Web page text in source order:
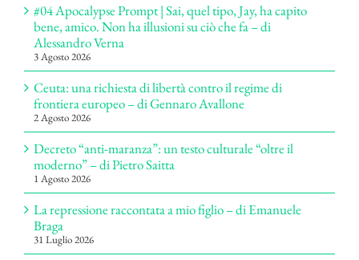
#04 Apocalypse Prompt | Sai, quel tipo, Jay, ha capito
bene, amico. Non ha illusioni su ciò che fa – di
Alessandro Verna
3 Agosto 2026
Ceuta: una richiesta di libertà contro il regime di
frontiera europeo – di Gennaro Avallone
2 Agosto 2026
Decreto “anti-maranza”: un testo culturale “oltre il
moderno” – di Pietro Saitta
1 Agosto 2026
La repressione raccontata a mio figlio – di Emanuele
Braga
31 Luglio 2026